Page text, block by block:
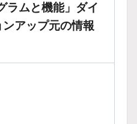
ラムと機能」ダイ
アップ元の情報